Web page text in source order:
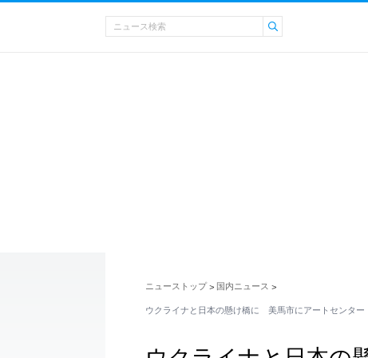
ニューストップ > 国内ニュース >
ウクライナと日本の懸け橋に 美馬市にアートセンター